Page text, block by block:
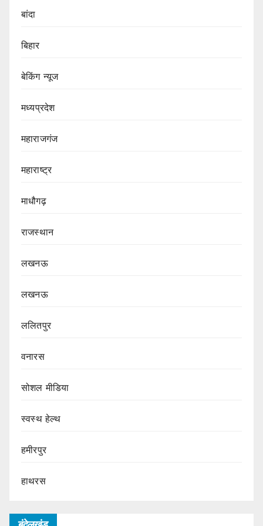
बांदा
बिहार
बेकिंग न्यूज
मध्यप्रदेश
महाराजगंज
महाराष्ट्र
माधौगढ़
राजस्थान
लखनऊ
लखनऊ
ललितपुर
वनारस
सोशल मीडिया
स्वस्थ हेल्थ
हमीरपुर
हाथरस